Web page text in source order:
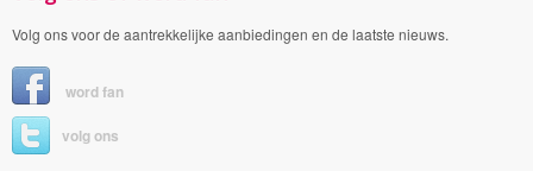
Volg ons voor de aantrekkelijke aanbiedingen en de laatste nieuws.
word fan
volg ons